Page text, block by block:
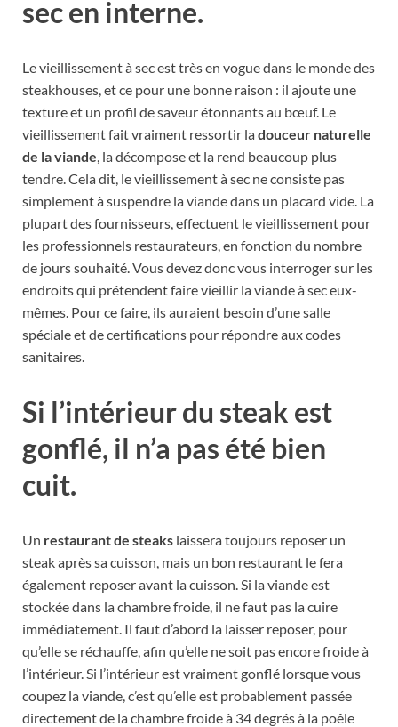
sec en interne.
Le vieillissement à sec est très en vogue dans le monde des
steakhouses, et ce pour une bonne raison : il ajoute une
texture et un profil de saveur étonnants au bœuf. Le
vieillissement fait vraiment ressortir ladouceur naturelle
de la viande, la décompose et la rend beaucoup plus
tendre. Cela dit, le vieillissement à sec ne consiste pas
simplement à suspendre la viande dans un placard vide. La
plupart des fournisseurs, effectuent le vieillissement pour
les professionnels restaurateurs, en fonction du nombre
de jours souhaité. Vous devez donc vous interroger sur les
endroits qui prétendent faire vieillir la viande à sec eux-
mêmes. Pour ce faire, ils auraient besoin d’une salle
spéciale et de certifications pour répondre aux codes
sanitaires.
Si l’intérieur du steak est
gonflé, il n’a pas été bien
cuit.
Un restaurant de steaks laissera toujours reposer un
steak après sa cuisson, mais un bon restaurant le fera
également reposer avant la cuisson. Si la viande est
stockée dans la chambre froide, il ne faut pas la cuire
immédiatement. Il faut d’abord la laisser reposer, pour
qu’elle se réchauffe, afin qu’elle ne soit pas encore froide à
l’intérieur. Si l’intérieur est vraiment gonflé lorsque vous
coupez la viande, c’est qu’elle est probablement passée
directement de la chambre froide à 34 degrés à la poêle